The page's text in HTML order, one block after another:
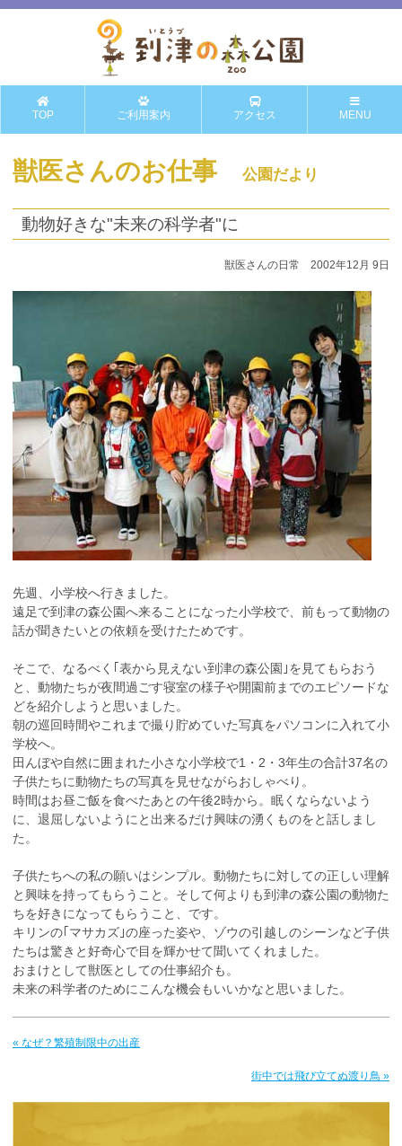
TOP ご利用案内 アクセス MENU
獣医さんのお仕事 公園だより
動物好きな"未来の科学者"に
獣医さんの日常 2002年12月 9日
先週、小学校へ行きました。
遠足で到津の森公園へ来ることになった小学校で、前もって動物の
話が聞きたいとの依頼を受けたためです。
そこで、なるべく｢表から見えない到津の森公園｣を見てもらおう
と、動物たちが夜間過ごす寝室の様子や開園前までのエピソードな
どを紹介しようと思いました。
朝の巡回時間やこれまで撮り貯めていた写真をパソコンに入れて小
学校へ。
田んぼや自然に囲まれた小さな小学校で1・2・3年生の合計37名の
子供たちに動物たちの写真を見せながらおしゃべり。
時間はお昼ご飯を食べたあとの午後2時から。眠くならないよう
に、退屈しないようにと出来るだけ興味の湧くものをと話しまし
た。
子供たちへの私の願いはシンプル。動物たちに対しての正しい理解
と興味を持ってもらうこと。そして何よりも到津の森公園の動物た
ちを好きになってもらうこと、です。
キリンの｢マサカズ｣の座った姿や、ゾウの引越しのシーンなど子供
たちは驚きと好奇心で目を輝かせて聞いてくれました。
おまけとして獣医としての仕事紹介も。
未来の科学者のためにこんな機会もいいかなと思いました。
« なぜ？繁殖制限中の出産
街中では飛び立てぬ渡り鳥 »